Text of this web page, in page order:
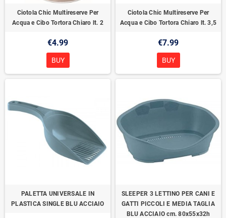
Ciotola Chic Multireserve Per
Acqua e Cibo Tortora Chiaro lt. 2
€4.99
BUY
Ciotola Chic Multireserve Per
Acqua e Cibo Tortora Chiaro lt. 3,5
€7.99
BUY
PALETTA UNIVERSALE IN
PLASTICA SINGLE BLU ACCIAIO
SLEEPER 3 LETTINO PER CANI E
GATTI PICCOLI E MEDIA TAGLIA
BLU ACCIAIO cm. 80x55x32h